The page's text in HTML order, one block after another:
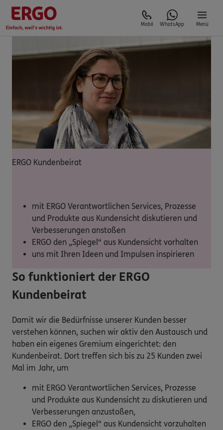
Mobil WhatsApp Menü
ERGO Kundenbeirat
mit ERGO Verantwortlichen Services, Prozesse
und Produkte aus Kundensicht diskutieren und
Verbesserungen anstoßen
ERGO den „Spiegel“ aus Kundensicht vorhalten
uns mit Ihren Ideen und Impulsen inspirieren
So funktioniert der ERGO
Kundenbeirat
Damit wir die Bedürfnisse unserer Kunden besser
verstehen können, suchen wir aktiv den Austausch und
haben ein eigenes Gremium eingerichtet: den
Kundenbeirat. Dort treffen sich bis zu 25 Kunden zwei
Mal im Jahr, um
mit ERGO Verantwortlichen Services, Prozesse
und Produkte aus Kundensicht zu diskutieren und
Verbesserungen anzustoßen,
ERGO den „Spiegel“ aus Kundensicht vorzuhalten